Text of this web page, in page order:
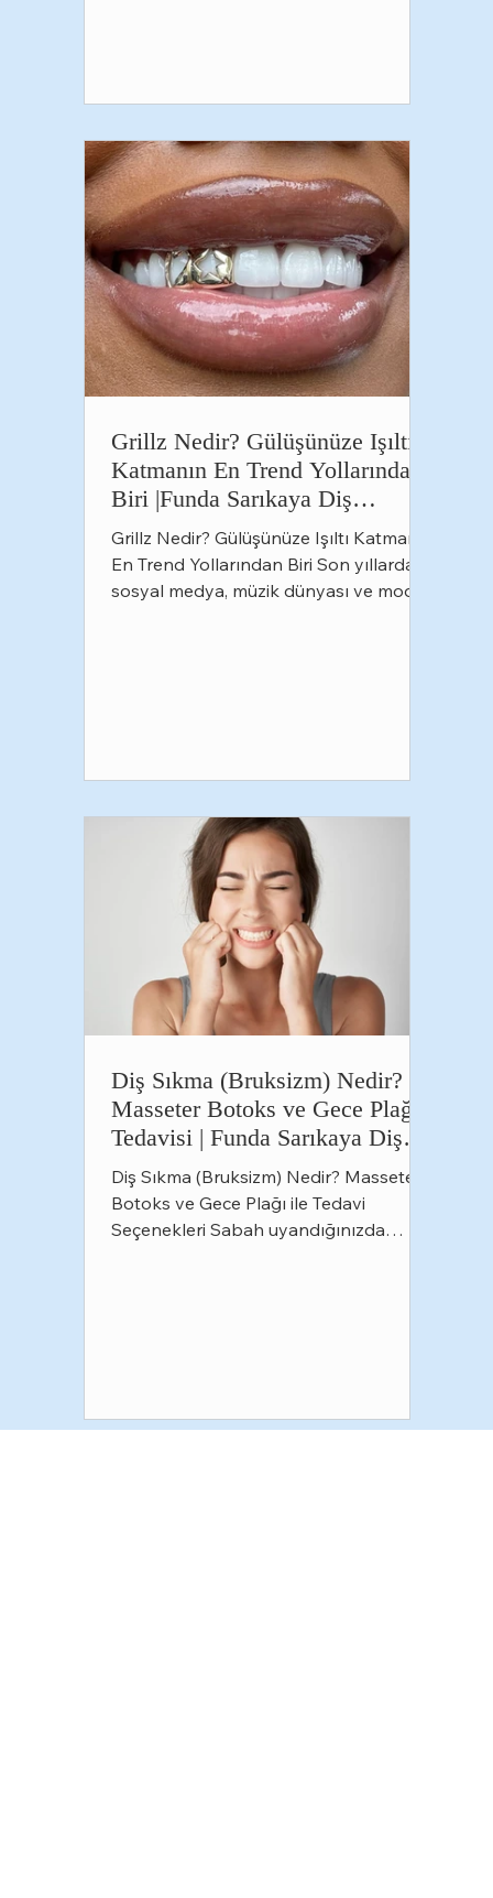
pırlantası tam olarak nedir, nasıl
dikkat etmek gerekir? Gelin birlikte
inceleyelim. Diş Pırlantası Ne
Grillz Nedir? Gülüşünüze Işıltı
Katmanın En Trend Yollarından
Biri |Funda Sarıkaya Diş
Polikliniği
Grillz Nedir? Gülüşünüze Işıltı Katmanın
En Trend Yollarından Biri Son yıllarda
sosyal medya, müzik dünyası ve moda
pırlanta taşlar ya da tamamen sade
kişisel stile göre şekillendirilebilen ve
tamamen kişiye özel üretile
Diş Sıkma (Bruksizm) Nedir?
Masseter Botoks ve Gece Plağı
Tedavisi | Funda Sarıkaya Diş
Polikliniği
Diş Sıkma (Bruksizm) Nedir? Masseter
Botoks ve Gece Plağı ile Tedavi
Seçenekleri Sabah uyandığınızda
çoğunlukla uyku sırasında istemsiz